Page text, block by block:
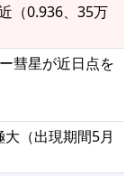
（0.936、35万
彗星が近日点を
（出現期間5月